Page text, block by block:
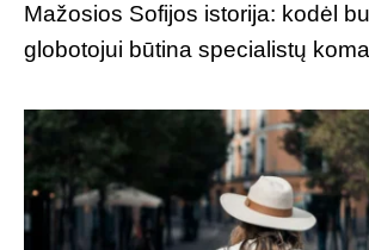
Mažosios Sofijos istorija: kodėl
globotojui būtina specialistų